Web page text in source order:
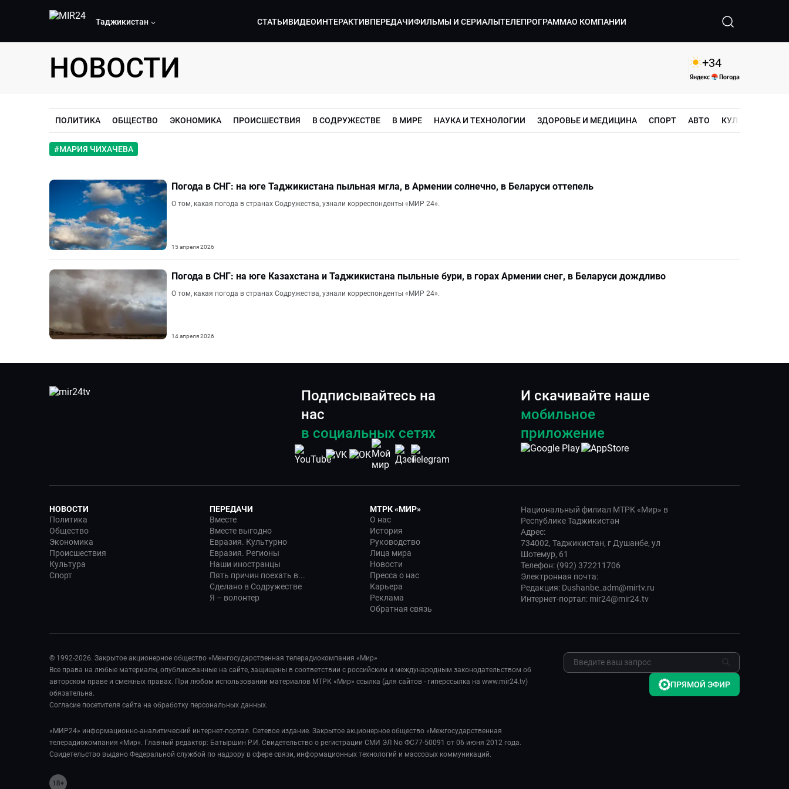
Таджикистан СТАТЬИВИДЕОИНТЕРАКТИВПЕРЕДАЧИФИЛЬМЫ И СЕРИАЛЫТЕЛЕПРОГРАММАО КОМПАНИИ
НОВОСТИ +34
ПОЛИТИКА ОБЩЕСТВО ЭКОНОМИКА ПРОИСШЕСТВИЯ В СОДРУЖЕСТВЕ В МИРЕ НАУКА И ТЕХНОЛОГИИ ЗДОРОВЬЕ И МЕДИЦИНА СПОРТ АВТО КУЛЬТУРА
#МАРИЯ ЧИХАЧЕВА
Погода в СНГ: на юге Таджикистана пыльная мгла, в Армении солнечно, в Беларуси оттепель
О том, какая погода в странах Содружества, узнали корреспонденты «МИР 24».
15 апреля 2026
Погода в СНГ: на юге Казахстана и Таджикистана пыльные бури, в горах Армении снег, в Беларуси дождливо
О том, какая погода в странах Содружества, узнали корреспонденты «МИР 24».
14 апреля 2026
Подписывайтесь на
нас
в социальных сетях
И скачивайте наше
мобильное
приложение
НОВОСТИ
Политика
Общество
Экономика
Происшествия
Культура
Спорт
ПЕРЕДАЧИ
Вместе
Вместе выгодно
Евразия. Культурно
Евразия. Регионы
Наши иностранцы
Пять причин поехать в...
Сделано в Содружестве
Я – волонтер
МТРК «МИР»
О нас
История
Руководство
Лица мира
Новости
Пресса о нас
Карьера
Реклама
Обратная связь
Национальный филиал МТРК «Мир» в
Республике Таджикистан
Адрес:
734002, Таджикистан, г Душанбе, ул
Шотемур, 61
Телефон: (992) 372211706
Электронная почта:
Редакция: Dushanbe_adm@mirtv.ru
Интернет-портал: mir24@mir24.tv
© 1992-2026. Закрытое акционерное общество «Межгосударственная телерадиокомпания «Мир»
Все права на любые материалы, опубликованные на сайте, защищены в соответствии с российским и международным законодательством об
авторском праве и смежных правах. При любом использовании материалов МТРК «Мир» ссылка (для сайтов - гиперссылка на www.mir24.tv)
обязательна.
Согласие посетителя сайта на обработку персональных данных.
«МИР24» информационно-аналитический интернет-портал. Сетевое издание. Закрытое акционерное общество «Межгосударственная
телерадиокомпания «Мир». Главный редактор: Батыршин Р.И. Свидетельство о регистрации СМИ ЭЛ No ФС77-50091 от 06 июня 2012 года.
Свидетельство выдано Федеральной службой по надзору в сфере связи, информационных технологий и массовых коммуникаций.
ПРЯМОЙ ЭФИР